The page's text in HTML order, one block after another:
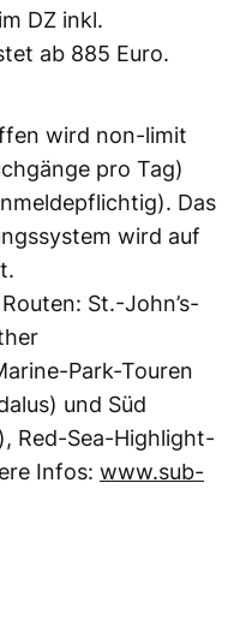
DZ inkl.
ab 885 Euro.
wird non-limit
pro Tag)
Das
wird auf
St.-John’s-
Park-Touren
und Süd
Red-Sea-Highlight-
Infos: www.sub-